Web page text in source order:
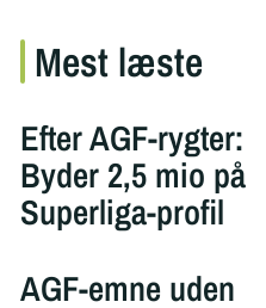
Mest læste
Efter AGF-rygter:
Byder 2,5 mio på
Superliga-profil
AGF-emne uden